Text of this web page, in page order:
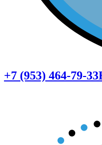
+7 (953) 464-79-33